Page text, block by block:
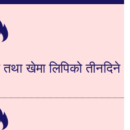
खेमा लिपिको तीनदिने